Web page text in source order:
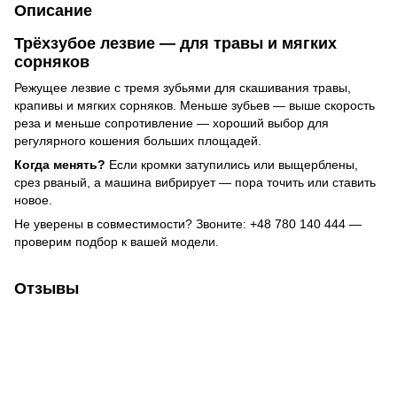
Описание
Трёхзубое лезвие — для травы и мягких
сорняков
Режущее лезвие с тремя зубьями для скашивания травы,
крапивы и мягких сорняков. Меньше зубьев — выше скорость
реза и меньше сопротивление — хороший выбор для
регулярного кошения больших площадей.
Когда менять? Если кромки затупились или выщерблены,
срез рваный, а машина вибрирует — пора точить или ставить
новое.
Не уверены в совместимости? Звоните: +48 780 140 444 —
проверим подбор к вашей модели.
Отзывы